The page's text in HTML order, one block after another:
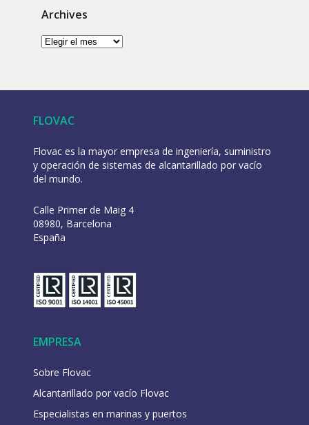
Archives
FLOVAC
Flovac es la mayor empresa de ingeniería, suministro
y operación de sistemas de alcantarillado por vacío
del mundo.
Calle Primer de Maig 4
08980, Barcelona
España
EMPRESA
Sobre Flovac
Alcantarillado por vacío Flovac
Especialistas en marinas y puertos